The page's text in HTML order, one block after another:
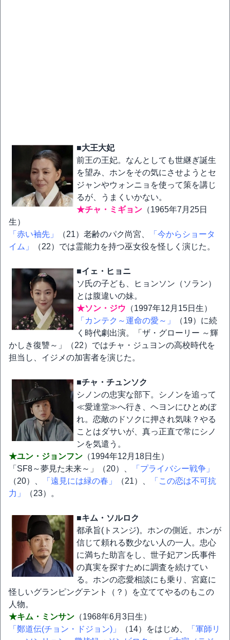
■大王大妃
前王の王妃。なんとしても世継ぎ誕生
を望み、ホンをその気にさせようとセ
ジャンやウォンニョを使って策を講じ
るが、うまくいかない。
★チャ・ミギョン （1965年7月25日
生）
「赤い袖先」
（21）老齢のパク尚宮、
「今からショータ
イム」
（22）では霊能力を持つ巫女役を怪しく演じた。
■イェ・ヒョニ
ソ氏の子ども、ヒョンソン（ソラン）
とは腹違いの妹。
★ソン・ジウ （1997年12月15日生）
「カンテク～運命の愛～」
（19）に続
く時代劇出演。「ザ・グローリー ～輝
かしき復讐～」（22）ではチャ・ジュヨンの高校時代を
担当し、イジメの加害者を演じた。
■チャ・チュンソク
シノンの忠実な部下。シノンを追って
≪愛達堂≫へ行き、ヘヨンにひとめぼ
れ。恋敵のドソクに押され気味？やる
ことはダサいが、真っ正直で常にシノ
ンを気遣う。
★ユン・ジョンフン （1994年12月18日生）
「SF8～夢見た未来～」（20）、
「プライバシー戦争」
（20）、
「遠見には緑の春」 （21）、
「この恋は不可抗
力」
（23）。
■キム・ソルロク
都承旨(トスンジ)。ホンの側近。ホンが
信じて頼れる数少ない人の一人。忠心
に満ちた助言をし、世子妃アン氏事件
の真実を探すために調査を続けてい
る。ホンの恋愛相談にも乗り、宮庭に
怪しいグランピングテント（？）を立ててやるのもこの
人物。
★キム・ミンサン （1968年6月3日生）
「鄭道伝(チョン・ドジョン)」
（14）をはじめ、
「軍師リ